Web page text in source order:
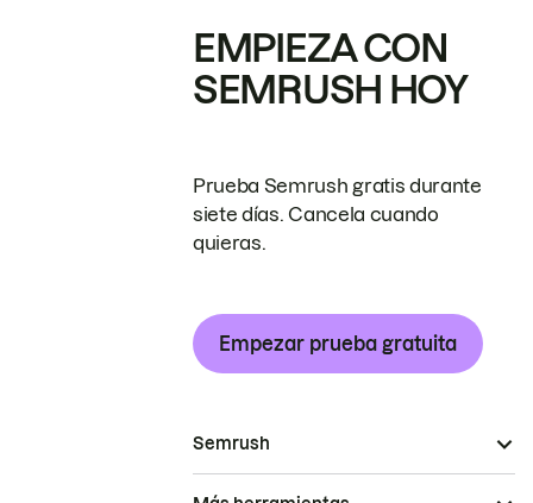
EMPIEZA CON
SEMRUSH HOY
Prueba Semrush gratis durante
siete días. Cancela cuando
quieras.
Empezar prueba gratuita
Semrush